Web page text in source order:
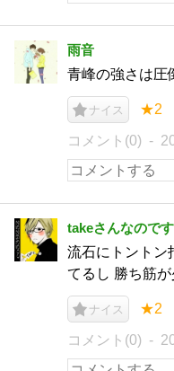
雨音
青峰の強さは
ナイス ★2
コメント(0)
takeさんなので
流石にトントン
てるし 勝ち筋
ナイス ★2
コメント(0)